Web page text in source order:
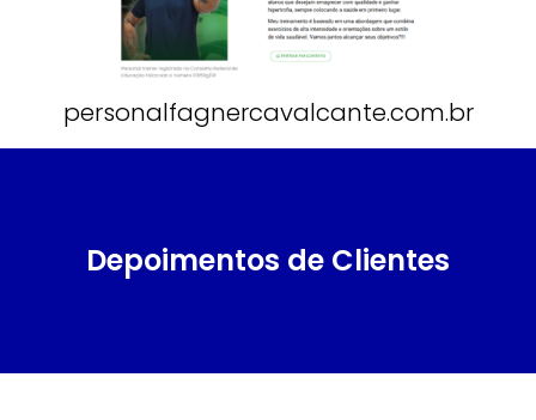
personalfagnercavalcante.com.br
Depoimentos de Clientes